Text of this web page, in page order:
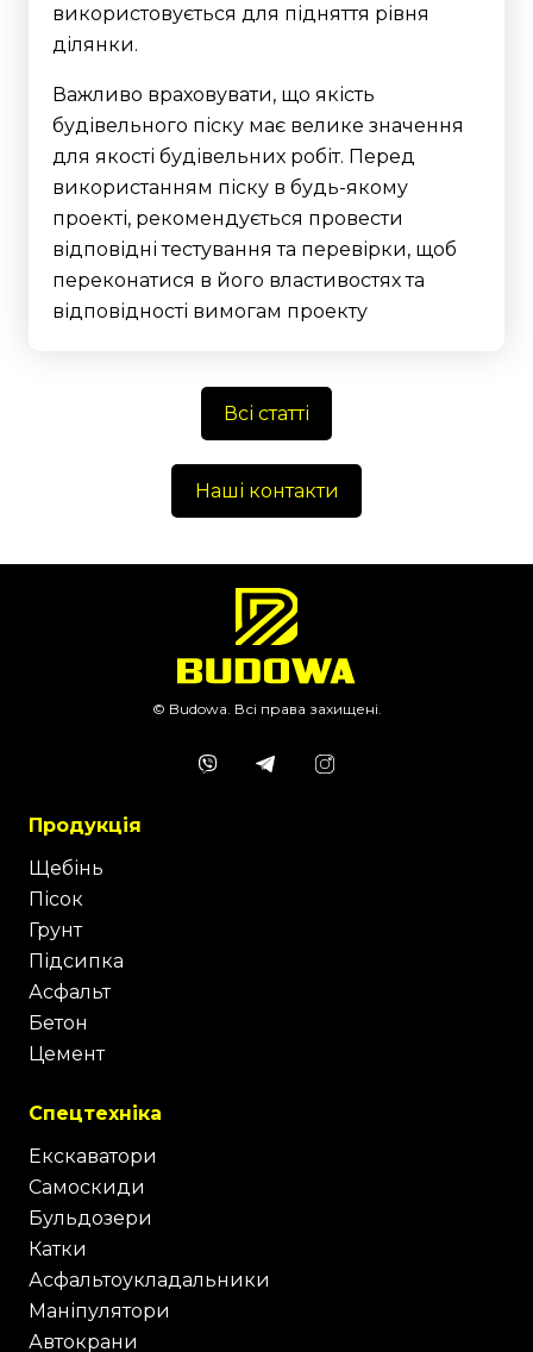
використовується для підняття рівня
ділянки.
Важливо враховувати, що якість
будівельного піску має велике значення
для якості будівельних робіт. Перед
використанням піску в будь-якому
проекті, рекомендується провести
відповідні тестування та перевірки, щоб
переконатися в його властивостях та
відповідності вимогам проекту
Всі статті
Наші контакти
© Budowa. Всі права захищені.
Продукція
Щебінь
Пісок
Грунт
Підсипка
Асфальт
Бетон
Цемент
Спецтехніка
Екскаватори
Самоскиди
Бульдозери
Катки
Асфальтоукладальники
Маніпулятори
Автокрани